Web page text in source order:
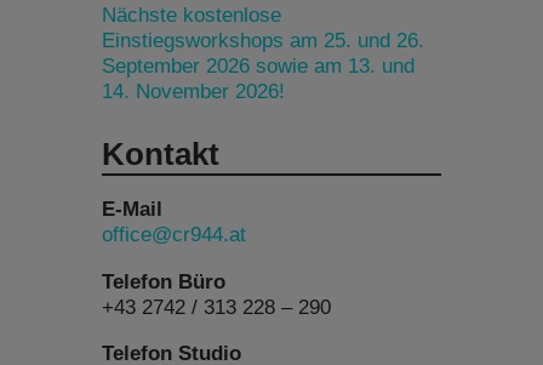
Nächste kostenlose
Einstiegsworkshops am 25. und 26.
September 2026 sowie am 13. und
14. November 2026!
Kontakt
E-Mail
office@cr944.at
Telefon Büro
+43 2742 / 313 228 – 290
Telefon Studio